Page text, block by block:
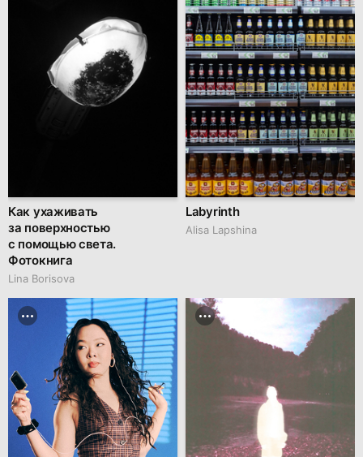
Как ухаживать
за поверхностью
с помощью света.
Фотокнига
Lina Borisova
Labyrinth
Аlisa Lapshina